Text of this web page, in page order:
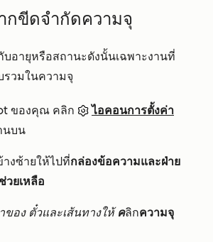
กขีดจำกัดความจุ
อายุหรือสถานะดังนั้นเฉพาะงานที่
วมในความจุ
ของคุณ คลิก
ไอคอนการตั้งค่า
นบน
งซ้ายให้ไปที่กล่องข้อความและฝ่าย
วยเหลือ
ของ ตั๋วและเส้นทางให้ คลิกความจุ